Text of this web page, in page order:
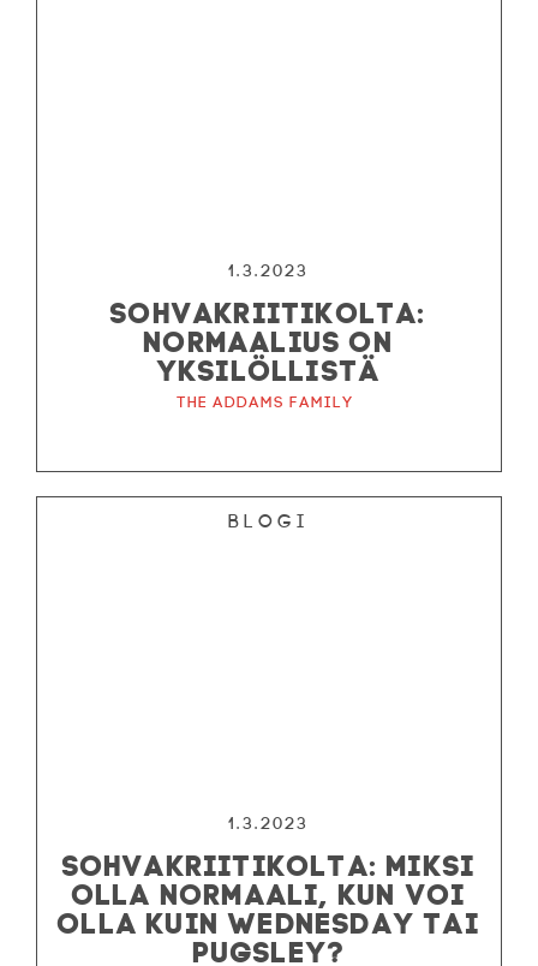
1.3.2023
SOHVAKRIITIKOLTA:
NORMAALIUS ON
YKSILÖLLISTÄ
The Addams Family
Blogi
1.3.2023
SOHVAKRIITIKOLTA: MIKSI
OLLA NORMAALI, KUN VOI
OLLA KUIN WEDNESDAY TAI
PUGSLEY?